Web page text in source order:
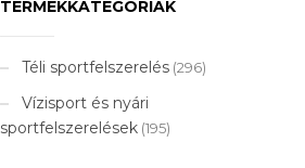
TERMÉKKATEGÓRIÁK
Téli sportfelszerelés (296)
Vízisport és nyári
sportfelszerelések (195)